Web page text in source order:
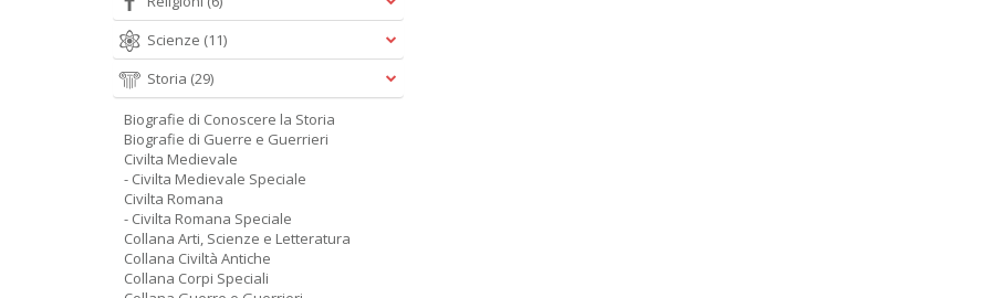
Scienze (11)
Storia (29)
Biografie di Conoscere la Storia
Biografie di Guerre e Guerrieri
Civilta Medievale
- Civilta Medievale Speciale
Civilta Romana
- Civilta Romana Speciale
Collana Arti, Scienze e Letteratura
Collana Civiltà Antiche
Collana Corpi Speciali